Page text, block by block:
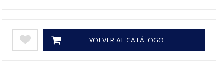
VOLVER AL CATÁLOGO